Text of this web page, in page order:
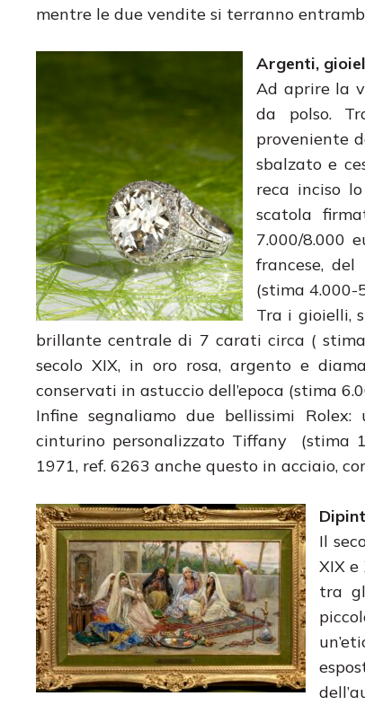
mentre le due vendite si terranno
Argenti,
Ad aprire la
da polso.
proveniente
sbalzato e
reca inciso
scatola
7.000/8.000
francese,
(stima 4.000-
Tra i gioielli,
brillante centrale di 7 carati circa (
secolo XIX, in oro rosa, argento e
conservati in astuccio dell’epoca (stima
Infine segnaliamo due bellissimi
cinturino personalizzato Tiffany (stima
1971, ref. 6263 anche questo in acciaio,
Il
XIX
tra